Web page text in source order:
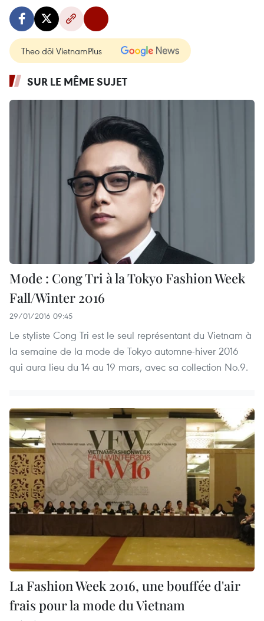
Theo dõi VietnamPlus
SUR LE MÊME SUJET
Mode : Cong Tri à la Tokyo Fashion Week
Fall/Winter 2016
29/01/2016 09:45
Le styliste Cong Tri est le seul représentant du Vietnam à
la semaine de la mode de Tokyo automne-hiver 2016
qui aura lieu du 14 au 19 mars, avec sa collection No.9.
La Fashion Week 2016, une bouffée d'air
frais pour la mode du Vietnam